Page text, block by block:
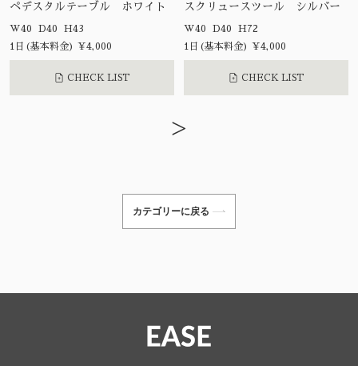
ペデスタルテーブル ホワイト
W40 D40 H43
1日(基本料金) ¥4,000
CHECK LIST
スクリュースツール シルバー
W40 D40 H72
1日(基本料金) ¥4,000
CHECK LIST
>
カテゴリーに戻る